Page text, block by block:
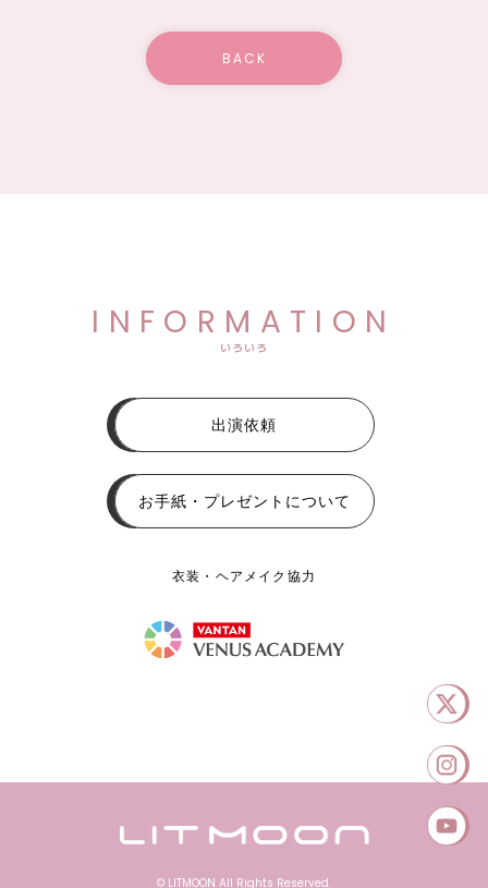
BACK
INFORMATION
いろいろ
出演依頼
お手紙・プレゼントについて
衣装・ヘアメイク協力
© LITMOON All Rights Reserved.